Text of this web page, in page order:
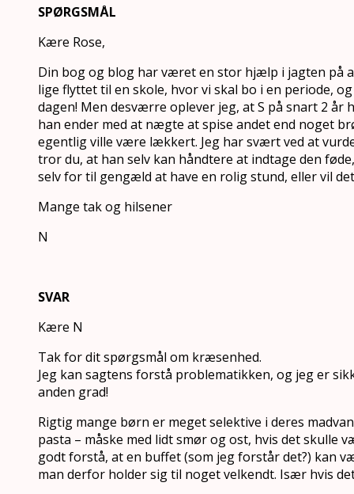
SPØRGSMÅL
Kære Rose,
Din bog og blog har været en stor hjælp i jagten på
lige flyttet til en skole, hvor vi skal bo i en periode,
dagen! Men desværre oplever jeg, at S på snart 2
han ender med at nægte at spise andet end noget
egentlig ville være lækkert. Jeg har svært ved at
tror du, at han selv kan håndtere at indtage den
selv for til gengæld at have en rolig stund, eller vil
Mange tak og hilsener
N
SVAR
Kære N
Tak for dit spørgsmål om kræsenhed.
Jeg kan sagtens forstå problematikken, og jeg er
anden grad!
Rigtig mange børn er meget selektive i deres
pasta – måske med lidt smør og ost, hvis det skulle
godt forstå, at en buffet (som jeg forstår det?) kan
man derfor holder sig til noget velkendt. Især hvis